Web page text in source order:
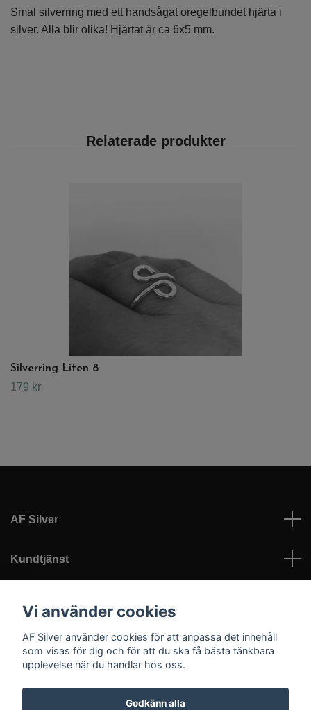
Smal silverring med ett handsågat oregelbundet hjärta i
silver. Alla blir olika! Hjärtat är ca 6x5 mm.
Silverring Liten 8
179 kr
AF Silver
Kundtjänst
Sociala medier
Vi använder cookies
AF Silver använder cookies för att anpassa det innehåll
som visas för dig och för att du ska få bästa tänkbara
upplevelse när du handlar hos oss.
Godkänn alla